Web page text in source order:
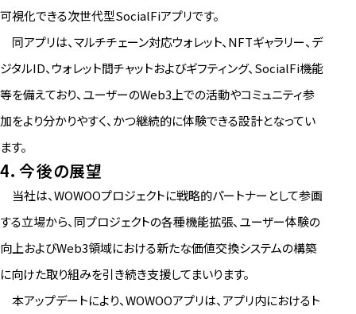
可視化できる次世代型SocialFiアプリです。
同アプリは、マルチチェーン対応ウォレット、NFTギャラリー、デ
ジタルID、ウォレット間チャットおよびギフティング、SocialFi機能
等を備えており、ユーザーのWeb3上での活動やコミュニティ参
加をより分かりやすく、かつ継続的に体験できる設計となってい
ます。
4．今後の展望
当社は、WOWOOプロジェクトに戦略的パートナーとして参画
する立場から、同プロジェクトの各種機能拡張、ユーザー体験の
向上およびWeb3領域における新たな価値交換システムの構築
に向けた取り組みを引き続き支援してまいります。
本アップデートにより、WOWOOアプリは、アプリ内におけるト